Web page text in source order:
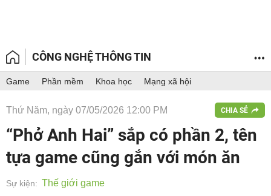
CÔNG NGHỆ THÔNG TIN
Game Phần mềm Khoa học Mạng xã hội
Thứ Năm, ngày 07/05/2026 12:00 PM CHIA SẺ
“Phở Anh Hai” sắp có phần 2, tên
tựa game cũng gắn với món ăn
Sự kiện: Thế giới game